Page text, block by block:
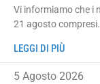
Vi informiamo che i
21 agosto compresi.
LEGGI DI PIÙ
5 Agosto 2026